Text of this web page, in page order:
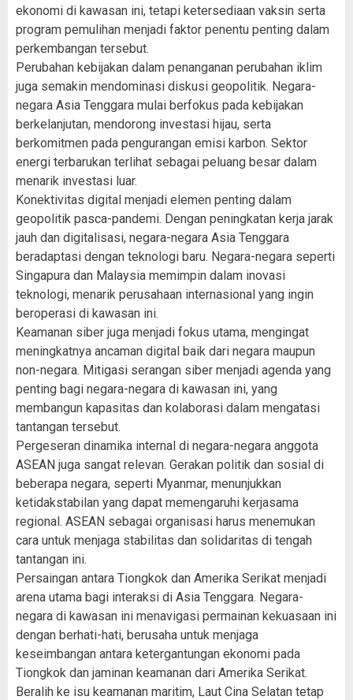
ekonomi di kawasan ini, tetapi ketersediaan vaksin serta
program pemulihan menjadi faktor penentu penting dalam
perkembangan tersebut.
Perubahan kebijakan dalam penanganan perubahan iklim
juga semakin mendominasi diskusi geopolitik. Negara-
negara Asia Tenggara mulai berfokus pada kebijakan
berkelanjutan, mendorong investasi hijau, serta
berkomitmen pada pengurangan emisi karbon. Sektor
energi terbarukan terlihat sebagai peluang besar dalam
menarik investasi luar.
Konektivitas digital menjadi elemen penting dalam
geopolitik pasca-pandemi. Dengan peningkatan kerja jarak
jauh dan digitalisasi, negara-negara Asia Tenggara
beradaptasi dengan teknologi baru. Negara-negara seperti
Singapura dan Malaysia memimpin dalam inovasi
teknologi, menarik perusahaan internasional yang ingin
beroperasi di kawasan ini.
Keamanan siber juga menjadi fokus utama, mengingat
meningkatnya ancaman digital baik dari negara maupun
non-negara. Mitigasi serangan siber menjadi agenda yang
penting bagi negara-negara di kawasan ini, yang
membangun kapasitas dan kolaborasi dalam mengatasi
tantangan tersebut.
Pergeseran dinamika internal di negara-negara anggota
ASEAN juga sangat relevan. Gerakan politik dan sosial di
beberapa negara, seperti Myanmar, menunjukkan
ketidakstabilan yang dapat memengaruhi kerjasama
regional. ASEAN sebagai organisasi harus menemukan
cara untuk menjaga stabilitas dan solidaritas di tengah
tantangan ini.
Persaingan antara Tiongkok dan Amerika Serikat menjadi
arena utama bagi interaksi di Asia Tenggara. Negara-
negara di kawasan ini menavigasi permainan kekuasaan ini
dengan berhati-hati, berusaha untuk menjaga
keseimbangan antara ketergantungan ekonomi pada
Tiongkok dan jaminan keamanan dari Amerika Serikat.
Beralih ke isu keamanan maritim, Laut Cina Selatan tetap